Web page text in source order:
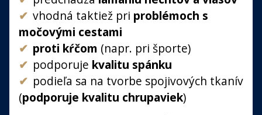
vhodná taktiež pri problémoch s
močovými cestami
proti kŕčom (napr. pri športe)
podporuje kvalitu spánku
podieľa sa na tvorbe spojivových tkanív
(podporuje kvalitu chrupaviek)